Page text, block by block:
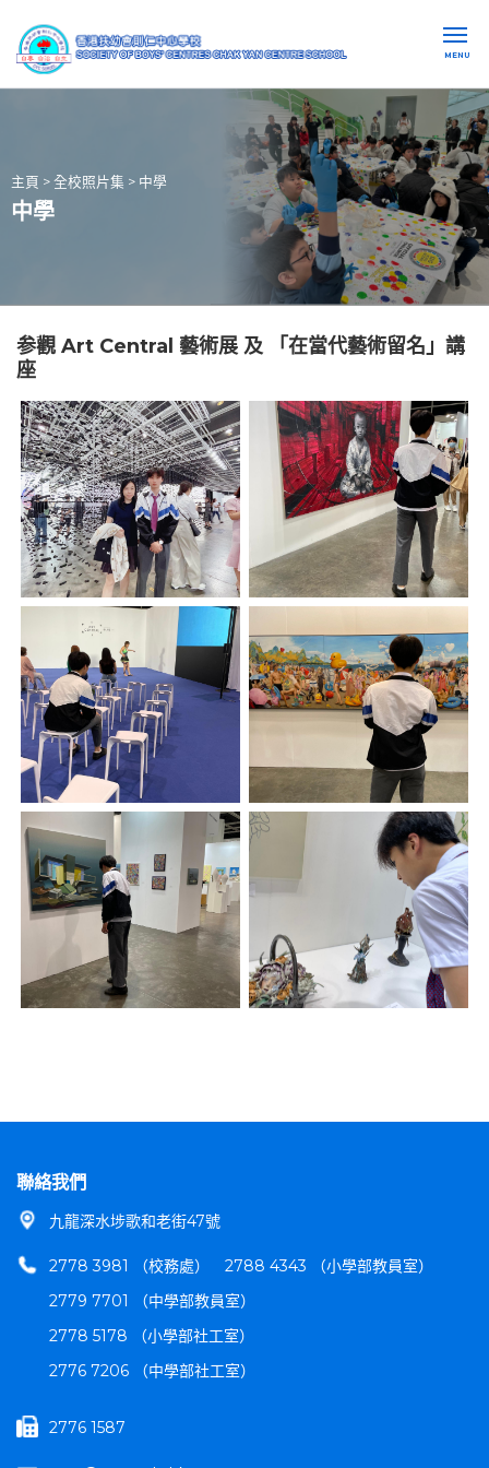
MENU
主頁 > 全校照片集 > 中學
中學
参觀 Art Central 藝術展 及 「在當代藝術留名」講
座
聯絡我們
九龍深水埗歌和老街47號
2778 3981 （校務處）
2788 4343 （小學部教員室）
2779 7701 （中學部教員室）
2778 5178 （小學部社工室）
2776 7206 （中學部社工室）
2776 1587